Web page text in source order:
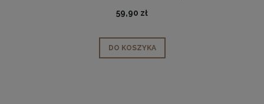
59,90 zł
DO KOSZYKA